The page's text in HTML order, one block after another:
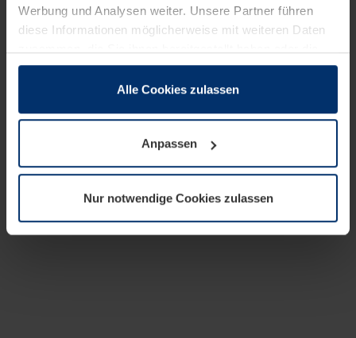
Werbung und Analysen weiter. Unsere Partner führen
diese Informationen möglicherweise mit weiteren Daten
sie im Rahmen Ihrer Nutzung der Dienste gesammelt
wenn diese für den Betrieb dieser Seite unbedingt
notwendig sind. Für alle anderen Cookie-Typen benötigen
wir Ihre Erlaubnis. Ihre Einwilligung können Sie jederzeit
Datenschutzerklärungunserer Website ändern oder
widerrufen.
Alle Cookies zulassen
Anpassen
Nur notwendige Cookies zulassen